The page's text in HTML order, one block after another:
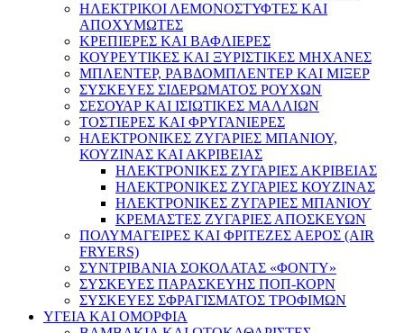
ΗΛΕΚΤΡΙΚΟΙ ΛΕΜΟΝΟΣΤΥΦΤΕΣ ΚΑΙ
ΑΠΟΧΥΜΩΤΕΣ
ΚΡΕΠΙΕΡΕΣ ΚΑΙ ΒΑΦΛΙΕΡΕΣ
ΚΟΥΡΕΥΤΙΚΕΣ ΚΑΙ ΞΥΡΙΣΤΙΚΕΣ ΜΗΧΑΝΕΣ
ΜΠΛΕΝΤΕΡ, ΡΑΒΔΟΜΠΛΕΝΤΕΡ ΚΑΙ ΜΙΞΕΡ
ΣΥΣΚΕΥΕΣ ΣΙΔΕΡΩΜΑΤΟΣ ΡΟΥΧΩΝ
ΣΕΣΟΥΑΡ ΚΑΙ ΙΣΙΩΤΙΚΕΣ ΜΑΛΛΙΩΝ
ΤΟΣΤΙΕΡΕΣ ΚΑΙ ΦΡΥΓΑΝΙΕΡΕΣ
ΗΛΕΚΤΡΟΝΙΚΕΣ ΖΥΓΑΡΙΕΣ ΜΠΑΝΙΟΥ,
ΚΟΥΖΙΝΑΣ ΚΑΙ ΑΚΡΙΒΕΙΑΣ
ΗΛΕΚΤΡΟΝΙΚΕΣ ΖΥΓΑΡΙΕΣ ΑΚΡΙΒΕΙΑΣ
ΗΛΕΚΤΡΟΝΙΚΕΣ ΖΥΓΑΡΙΕΣ ΚΟΥΖΙΝΑΣ
ΗΛΕΚΤΡΟΝΙΚΕΣ ΖΥΓΑΡΙΕΣ ΜΠΑΝΙΟΥ
ΚΡΕΜΑΣΤΕΣ ΖΥΓΑΡΙΕΣ ΑΠΟΣΚΕΥΩΝ
ΠΟΛΥΜΑΓΕΙΡΕΣ ΚΑΙ ΦΡΙΤΕΖΕΣ ΑΕΡΟΣ (AIR
FRYERS)
ΣΥΝΤΡΙΒΑΝΙΑ ΣΟΚΟΛΑΤΑΣ «ΦΟΝΤΥ»
ΣΥΣΚΕΥΕΣ ΠΑΡΑΣΚΕΥΗΣ ΠΟΠ-ΚΟΡΝ
ΣΥΣΚΕΥΕΣ ΣΦΡΑΓΙΣΜΑΤΟΣ ΤΡΟΦΙΜΩΝ
ΥΓΕΙΑ ΚΑΙ ΟΜΟΡΦΙΑ